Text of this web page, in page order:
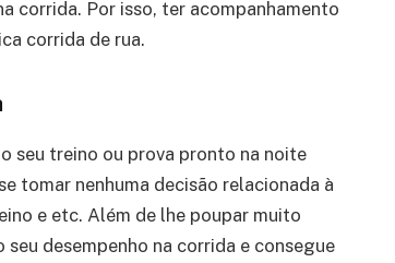
corrida. Por isso, ter acompanhamento
corrida de rua.
seu treino ou prova pronto na noite
tomar nenhuma decisão relacionada à
e etc. Além de lhe poupar muito
desempenho na corrida e consegue